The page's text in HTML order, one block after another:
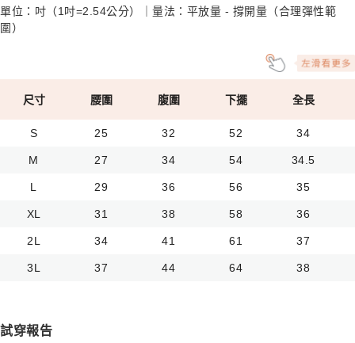
單位：吋（1吋=2.54公分）｜量法：平放量 - 撐開量（合理彈性範
圍）
尺寸 腰圍 腹圍 下擺 全長
S 25 32 52 34
M 27 34 54 34.5
L 29 36 56 35
XL 31 38 58 36
2L 34 41 61 37
3L 37 44 64 38
試穿報告